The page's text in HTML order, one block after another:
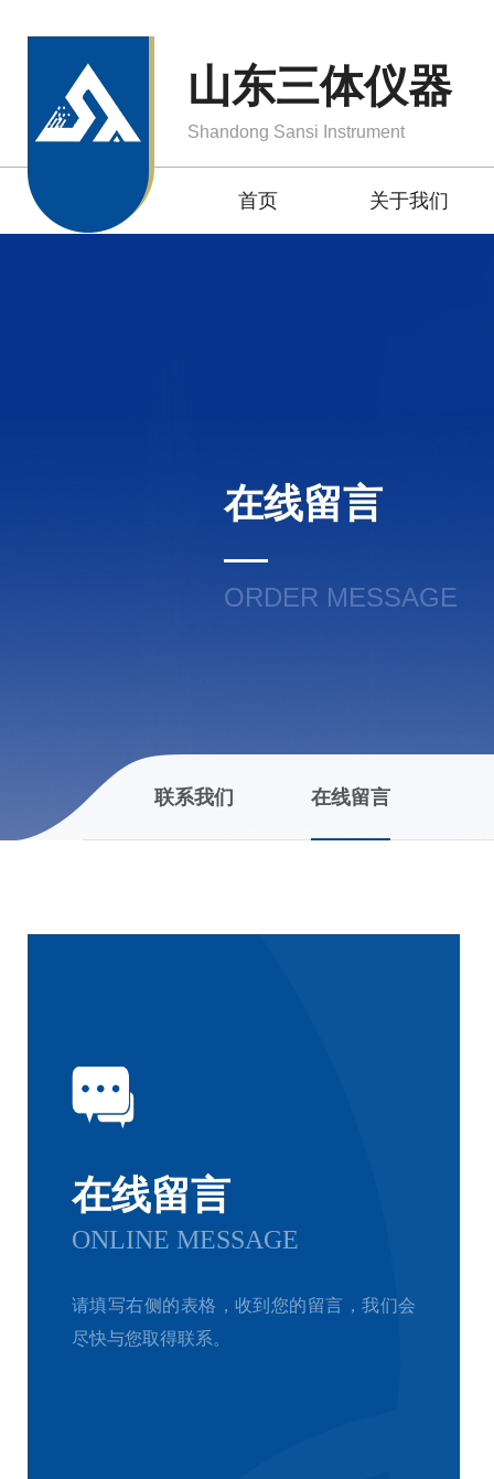
山东三体仪器
Shandong Sansi Instrument
首页 关于我们
在线留言
ORDER MESSAGE
联系我们 在线留言
在线留言
ONLINE MESSAGE
请填写右侧的表格，收到您的留言，我们会
尽快与您取得联系。